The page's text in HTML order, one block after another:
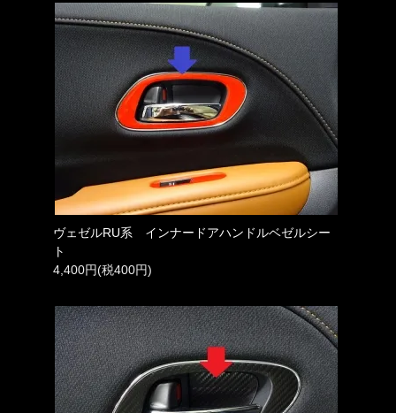
ヴェゼルRU系 インナードアハンドルベゼルシー
ト
4,400円(税400円)